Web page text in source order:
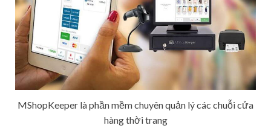
MShopKeeper là phần mềm chuyên quản lý các chuỗi cửa
hàng thời trang